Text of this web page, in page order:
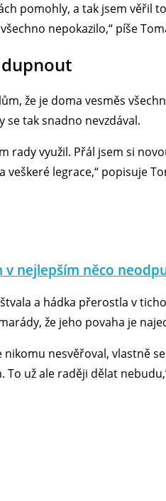
pomohly, a tak jsem věřil
nepokazilo,“ píše
že je doma vesměs
tak snadno nevzdával.
rady využil. Přál jsem si
veškeré legrace,“ popisuje
v nejlepším něco
a hádka přerostla v
že jeho povaha je
nikomu nesvěřoval, vlastně
už ale raději dělat